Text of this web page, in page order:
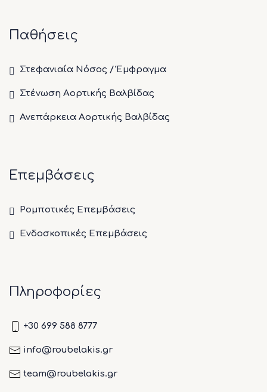
Παθήσεις
Στεφανιαία Νόσος / Έμφραγμα
Στένωση Αορτικής Βαλβίδας
Ανεπάρκεια Αορτικής Βαλβίδας
Επεμβάσεις
Ρομποτικές Επεμβάσεις
Ενδοσκοπικές Επεμβάσεις
Πληροφορίες
+30 699 588 8777
info@roubelakis.gr
team@roubelakis.gr